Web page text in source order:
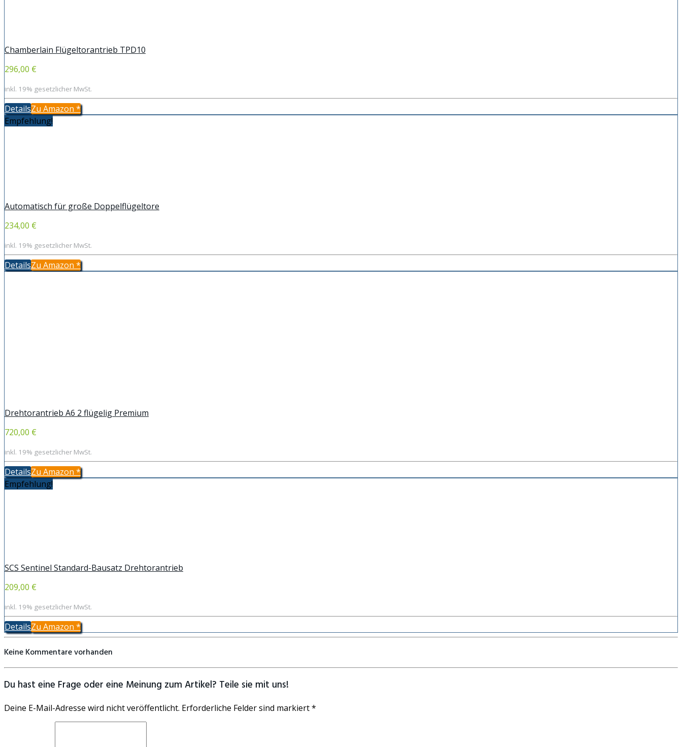
Chamberlain Flügeltorantrieb TPD10
296,00 €
inkl. 19% gesetzlicher MwSt.
DetailsZu Amazon *
Empfehlung!
Automatisch für große Doppelflügeltore
234,00 €
inkl. 19% gesetzlicher MwSt.
DetailsZu Amazon *
Drehtorantrieb A6 2 flügelig Premium
720,00 €
inkl. 19% gesetzlicher MwSt.
DetailsZu Amazon *
Empfehlung!
SCS Sentinel Standard-Bausatz Drehtorantrieb
209,00 €
inkl. 19% gesetzlicher MwSt.
DetailsZu Amazon *
Keine Kommentare vorhanden
Du hast eine Frage oder eine Meinung zum Artikel? Teile sie mit uns!
Deine E-Mail-Adresse wird nicht veröffentlicht. Erforderliche Felder sind markiert *